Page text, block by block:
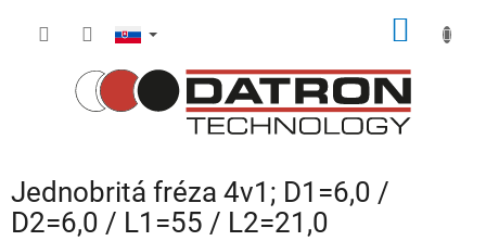
Jednobritá fréza 4v1; D1=6,0 /
D2=6,0 / L1=55 / L2=21,0